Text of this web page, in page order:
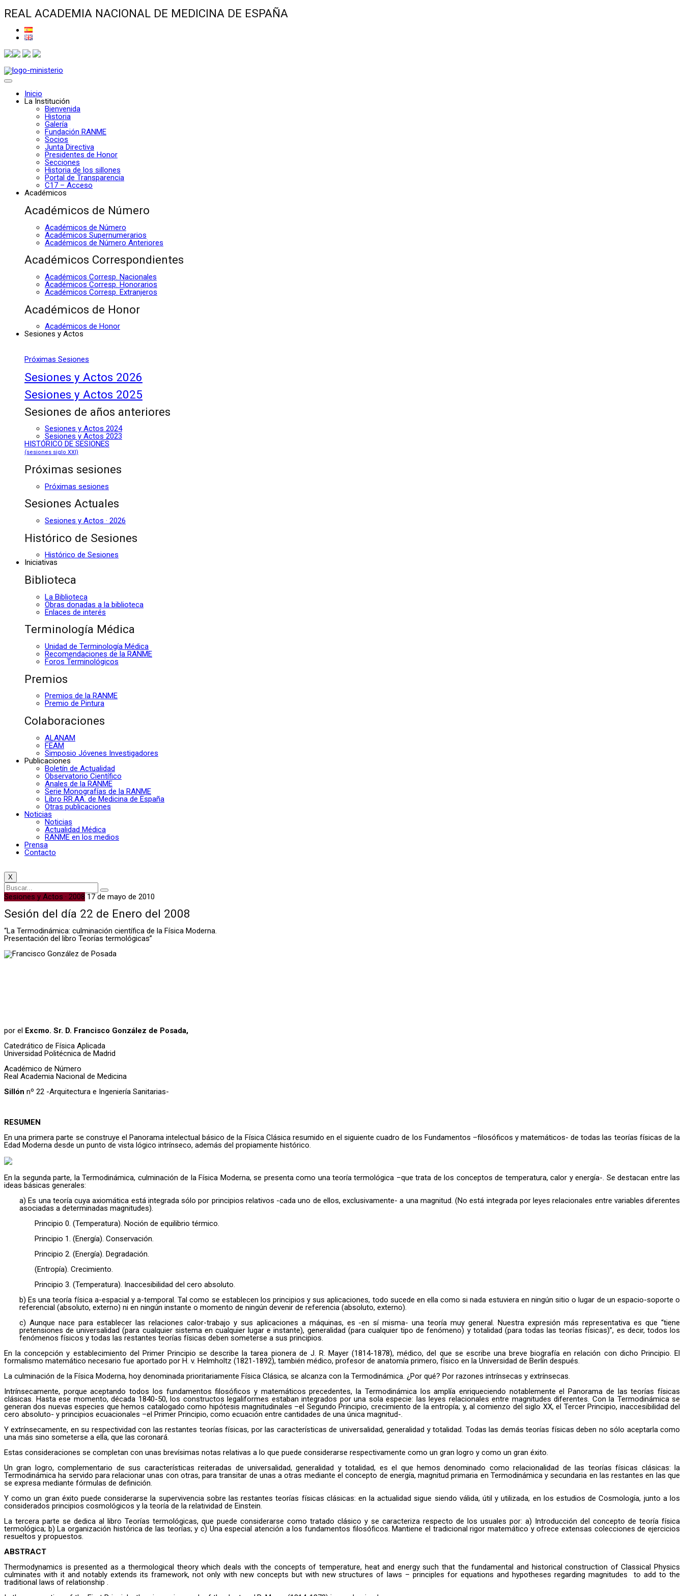
REAL ACADEMIA NACIONAL DE MEDICINA DE ESPAÑA
Inicio
La Institución
Bienvenida
Historia
Galería
Fundación RANME
Socios
Junta Directiva
Presidentes de Honor
Secciones
Historia de los sillones
Portal de Transparencia
C17 – Acceso
Académicos
Académicos de Número
Académicos de Número
Académicos Supernumerarios
Académicos de Número Anteriores
Académicos Correspondientes
Académicos Corresp. Nacionales
Académicos Corresp. Honorarios
Académicos Corresp. Extranjeros
Académicos de Honor
Académicos de Honor
Sesiones y Actos
Próximas Sesiones
Sesiones y Actos 2026
Sesiones y Actos 2025
Sesiones de años anteriores
Sesiones y Actos 2024
Sesiones y Actos 2023
HISTÓRICO DE SESIONES
(sesiones siglo XXI)
Próximas sesiones
Próximas sesiones
Sesiones Actuales
Sesiones y Actos · 2026
Histórico de Sesiones
Histórico de Sesiones
Iniciativas
Biblioteca
La Biblioteca
Obras donadas a la biblioteca
Enlaces de interés
Terminología Médica
Unidad de Terminología Médica
Recomendaciones de la RANME
Foros Terminológicos
Premios
Premios de la RANME
Premio de Pintura
Colaboraciones
ALANAM
FEAM
Simposio Jóvenes Investigadores
Publicaciones
Boletín de Actualidad
Observatorio Científico
Anales de la RANME
Serie Monografías de la RANME
Libro RR.AA. de Medicina de España
Otras publicaciones
Noticias
Noticias
Actualidad Médica
RANME en los medios
Prensa
Contacto
X
Sesiones y Actos · 2008 17 de mayo de 2010
Sesión del día 22 de Enero del 2008
“La Termodinámica: culminación científica de la Física Moderna.
Presentación del libro Teorías termológicas”
por el Excmo. Sr. D. Francisco González de Posada,
Catedrático de Física Aplicada
Universidad Politécnica de Madrid
Académico de Número
Real Academia Nacional de Medicina
Sillón nº 22 -Arquitectura e Ingeniería Sanitarias-
RESUMEN
En una primera parte se construye el Panorama intelectual básico de la Física Clásica resumido en el siguiente cuadro de los Fundamentos –filosóficos y matemáticos- de todas las teorías físicas de la
Edad Moderna desde un punto de vista lógico intrínseco, además del propiamente histórico.
En la segunda parte, la Termodinámica, culminación de la Física Moderna, se presenta como una teoría termológica –que trata de los conceptos de temperatura, calor y energía-. Se destacan entre las
ideas básicas generales:
a) Es una teoría cuya axiomática está integrada sólo por principios relativos -cada uno de ellos, exclusivamente- a una magnitud. (No está integrada por leyes relacionales entre variables diferentes
asociadas a determinadas magnitudes).
Principio 0. (Temperatura). Noción de equilibrio térmico.
Principio 1. (Energía). Conservación.
Principio 2. (Energía). Degradación.
(Entropía). Crecimiento.
Principio 3. (Temperatura). Inaccesibilidad del cero absoluto.
b) Es una teoría física a-espacial y a-temporal. Tal como se establecen los principios y sus aplicaciones, todo sucede en ella como si nada estuviera en ningún sitio o lugar de un espacio-soporte o
referencial (absoluto, externo) ni en ningún instante o momento de ningún devenir de referencia (absoluto, externo).
c) Aunque nace para establecer las relaciones calor-trabajo y sus aplicaciones a máquinas, es -en sí misma- una teoría muy general. Nuestra expresión más representativa es que “tiene
pretensiones de universalidad (para cualquier sistema en cualquier lugar e instante), generalidad (para cualquier tipo de fenómeno) y totalidad (para todas las teorías físicas)”, es decir, todos los
fenómenos físicos y todas las restantes teorías físicas deben someterse a sus principios.
En la concepción y establecimiento del Primer Principio se describe la tarea pionera de J. R. Mayer (1814-1878), médico, del que se escribe una breve biografía en relación con dicho Principio. El
formalismo matemático necesario fue aportado por H. v. Helmholtz (1821-1892), también médico, profesor de anatomía primero, físico en la Universidad de Berlín después.
La culminación de la Física Moderna, hoy denominada prioritariamente Física Clásica, se alcanza con la Termodinámica. ¿Por qué? Por razones intrínsecas y extrínsecas.
Intrínsecamente, porque aceptando todos los fundamentos filosóficos y matemáticos precedentes, la Termodinámica los amplía enriqueciendo notablemente el Panorama de las teorías físicas
clásicas. Hasta ese momento, década 1840-50, los constructos legaliformes estaban integrados por una sola especie: las leyes relacionales entre magnitudes diferentes. Con la Termodinámica se
generan dos nuevas especies que hemos catalogado como hipótesis magnitudinales –el Segundo Principio, crecimiento de la entropía; y, al comienzo del siglo XX, el Tercer Principio, inaccesibilidad del
cero absoluto- y principios ecuacionales –el Primer Principio, como ecuación entre cantidades de una única magnitud-.
Y extrínsecamente, en su respectividad con las restantes teorías físicas, por las características de universalidad, generalidad y totalidad. Todas las demás teorías físicas deben no sólo aceptarla como
una más sino someterse a ella, que las coronará.
Estas consideraciones se completan con unas brevísimas notas relativas a lo que puede considerarse respectivamente como un gran logro y como un gran éxito.
Un gran logro, complementario de sus características reiteradas de universalidad, generalidad y totalidad, es el que hemos denominado como relacionalidad de las teorías físicas clásicas: la
Termodinámica ha servido para relacionar unas con otras, para transitar de unas a otras mediante el concepto de energía, magnitud primaria en Termodinámica y secundaria en las restantes en las que
se expresa mediante fórmulas de definición.
Y como un gran éxito puede considerarse la supervivencia sobre las restantes teorías físicas clásicas: en la actualidad sigue siendo válida, útil y utilizada, en los estudios de Cosmología, junto a los
considerados principios cosmológicos y la teoría de la relatividad de Einstein.
La tercera parte se dedica al libro Teorías termológicas, que puede considerarse como tratado clásico y se caracteriza respecto de los usuales por: a) Introducción del concepto de teoría física
termológica; b) La organización histórica de las teorías; y c) Una especial atención a los fundamentos filosóficos. Mantiene el tradicional rigor matemático y ofrece extensas colecciones de ejercicios
resueltos y propuestos.
ABSTRACT
Thermodynamics is presented as a thermological theory which deals with the concepts of temperature, heat and energy such that the fundamental and historical construction of Classical Physics
culminates with it and notably extends its framework, not only with new concepts but with new structures of laws – principles for equations and hypotheses regarding magnitudes to add to the
traditional laws of relationship .